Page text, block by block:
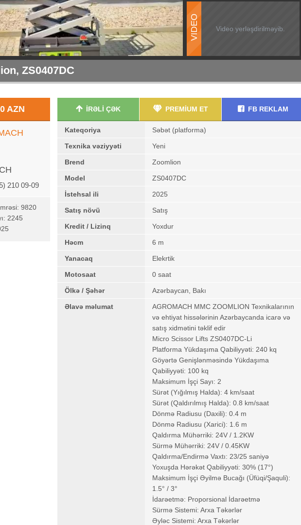
VIDEO Video yerləşdirilməyib.
ZS0407DC
AZN
210 09-09
9820
2245
İRƏLİ ÇƏK PREMİUM ET FB REKLAM
Kateqoriya Səbət (platforma)
Texnika vəziyyəti Yeni
Brend Zoomlion
Model ZS0407DC
İstehsal ili 2025
Satış növü Satış
Kredit / Lizinq Yoxdur
Həcm 6 m
Yanacaq Elekrtik
Motosaat 0 saat
Ölkə / Şəhər Azərbaycan, Bakı
Əlavə məlumat
AGROMACH MMC ZOOMLION Texnikalarının
və ehtiyat hissələrinin Azərbaycanda icarə və
satış xidmətini təklif edir
Micro Scissor Lifts ZS0407DC-Li
Platforma Yükdaşıma Qabiliyyəti: 240 kq
Göyərtə Genişlənməsində Yükdaşıma
Qabiliyyəti: 100 kq
Maksimum İşçi Sayı: 2
Sürət (Yığılmış Halda): 4 km/saat
Sürət (Qaldırılmış Halda): 0.8 km/saat
Dönmə Radiusu (Daxili): 0.4 m
Dönmə Radiusu (Xarici): 1.6 m
Qaldırma Mühərriki: 24V / 1.2KW
Sürmə Mühərriki: 24V / 0.45KW
Qaldırma/Endirmə Vaxtı: 23/25 saniyə
Yoxuşda Hərəkət Qabiliyyəti: 30% (17°)
Maksimum İşçi Əyilmə Bucağı (Üfüqi/Şaquli):
1.5° / 3°
İdarəetmə: Proporsional İdarəetmə
Sürmə Sistemi: Arxa Təkərlər
Əyləc Sistemi: Arxa Təkərlər